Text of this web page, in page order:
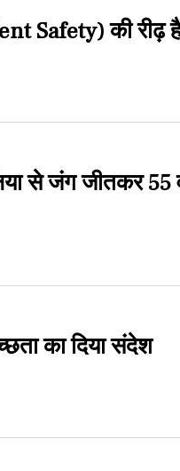
Safety) की रीढ़
से जंग जीतकर 55
का दिया संदेश